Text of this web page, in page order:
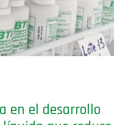
en el desarrollo